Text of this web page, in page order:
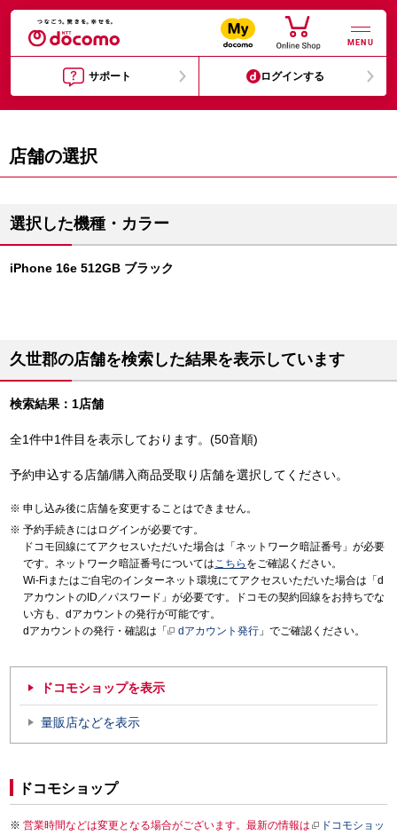
MENU
サポート ログインする
店舗の選択
選択した機種・カラー
iPhone 16e 512GB ブラック
久世郡の店舗を検索した結果を表示しています
検索結果：1店舗
全1件中1件目を表示しております。(50音順)
予約申込する店舗/購入商品受取り店舗を選択してください。
申し込み後に店舗を変更することはできません。
予約手続きにはログインが必要です。
ドコモ回線にてアクセスいただいた場合は「ネットワーク暗証番号」が必要
です。ネットワーク暗証番号についてはこちら をご確認ください。
Wi-Fiまたはご自宅のインターネット環境にてアクセスいただいた場合は「d
アカウントのID／パスワード」が必要です。ドコモの契約回線をお持ちでな
い方も、dアカウントの発行が可能です。
dアカウントの発行・確認は「
dアカウント発行 」でご確認ください。
ドコモショップを表示
量販店などを表示
ドコモショップ
営業時間などは変更となる場合がございます。最新の情報は
ドコモショッ